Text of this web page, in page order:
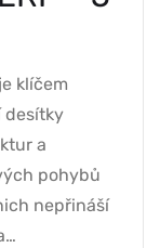
klíčem
desítky
a
pohybů
nepřináší